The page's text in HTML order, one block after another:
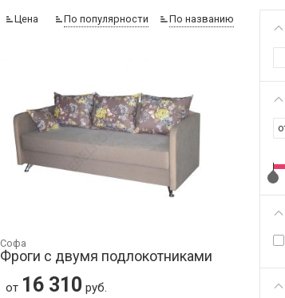
Цена По популярности По названию
Софа
Фроги с двумя подлокотниками
от 16 310 руб.